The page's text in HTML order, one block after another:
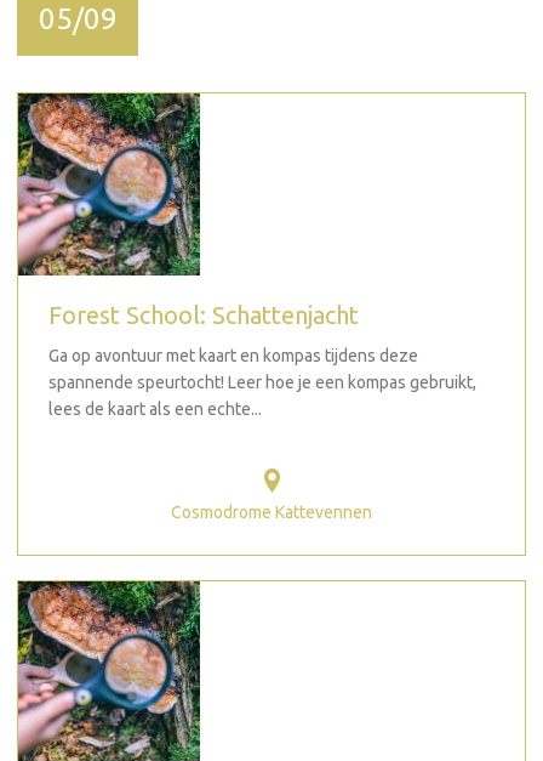
05/09
Forest School: Schattenjacht
Ga op avontuur met kaart en kompas tijdens deze
spannende speurtocht! Leer hoe je een kompas gebruikt,
lees de kaart als een echte...
Cosmodrome Kattevennen